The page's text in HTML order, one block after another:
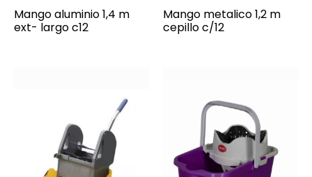
Mango aluminio 1,4 m
ext- largo c12
Mango metalico 1,2 m
cepillo c/12